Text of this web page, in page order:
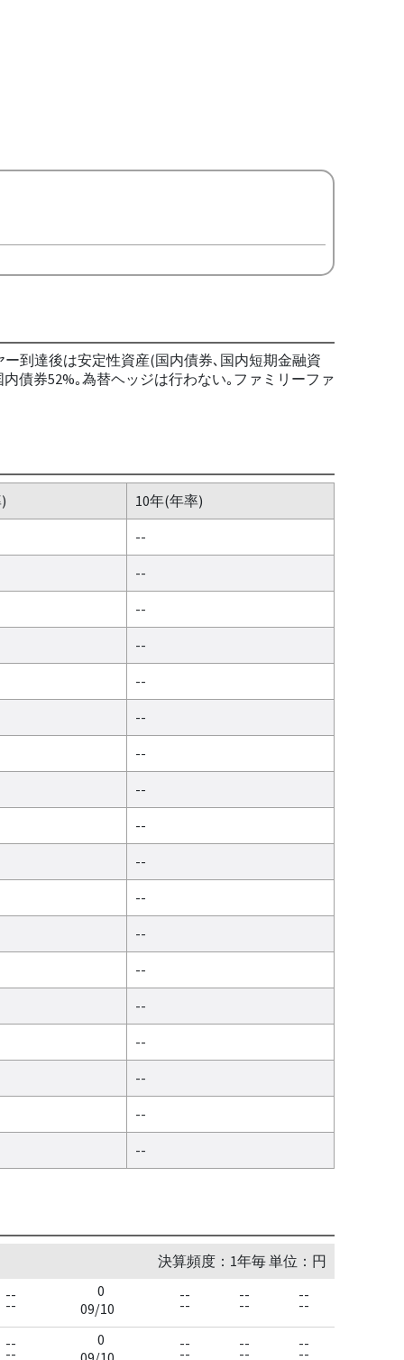
到達後は安定性資産(国内債券､国内短期金融資
債券52%｡為替ヘッジは行わない｡ファミリーファ
10年(年率)
--
--
--
--
--
--
--
--
--
--
--
--
--
--
--
--
--
--
決算頻度：1年毎 単位：円
--
--
0
09/10
--
--
--
--
--
--
--
--
0
--
--
--
--
--
--